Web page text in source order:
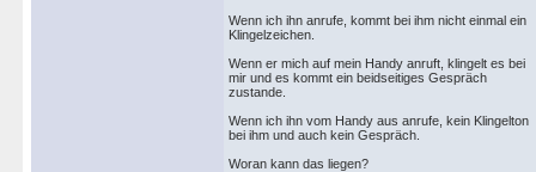
Wenn ich ihn anrufe, kommt bei ihm nicht einmal ein
Klingelzeichen.
Wenn er mich auf mein Handy anruft, klingelt es bei
mir und es kommt ein beidseitiges Gespräch
zustande.
Wenn ich ihn vom Handy aus anrufe, kein Klingelton
bei ihm und auch kein Gespräch.
Woran kann das liegen?